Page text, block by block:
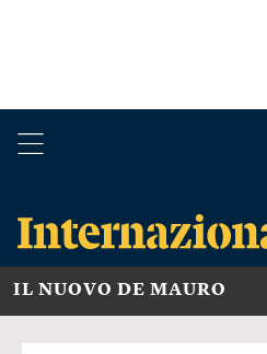
IL NUOVO DE MAURO